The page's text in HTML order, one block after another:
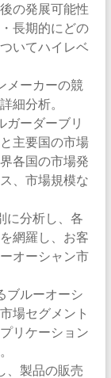
の発展可能性
長期的にどの
いてハイレベ
メーカーの競
細分析。
ガーダーブリ
主要国の市場
各国の市場発
、市場規模な
に分析し、各
網羅し、お客
オーシャン市
ブルーオーシ
場セグメント
リケーション
、製品の販売